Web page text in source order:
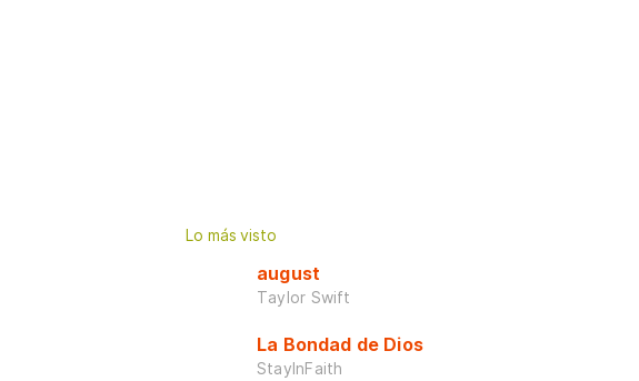
Lo más visto
august
Taylor Swift
La Bondad de Dios
StayInFaith